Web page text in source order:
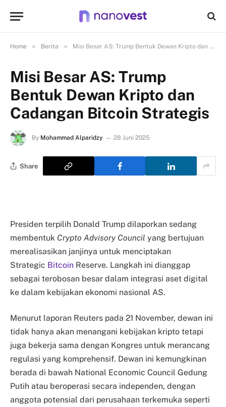
Home » Berita » Misi Besar AS: Trump Bentuk Dewan Kripto dan Cadangan Bitcoin Strategis
Misi Besar AS: Trump
Bentuk Dewan Kripto dan
Cadangan Bitcoin Strategis
By Mohammad Alparidzy 28 Juni 2025
Share
Presiden terpilih Donald Trump dilaporkan sedang
membentuk Crypto Advisory Council yang bertujuan
merealisasikan janjinya untuk menciptakan
Strategic Bitcoin Reserve. Langkah ini dianggap
sebagai terobosan besar dalam integrasi aset digital
ke dalam kebijakan ekonomi nasional AS.
Menurut laporan Reuters pada 21 November, dewan ini
tidak hanya akan menangani kebijakan kripto tetapi
juga bekerja sama dengan Kongres untuk merancang
regulasi yang komprehensif. Dewan ini kemungkinan
berada di bawah National Economic Council Gedung
Putih atau beroperasi secara independen, dengan
anggota potensial dari perusahaan terkemuka seperti